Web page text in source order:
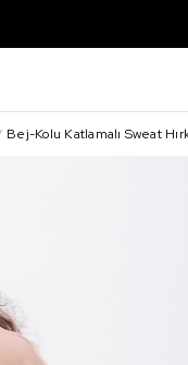
Bej-Kolu Katlamalı Sweat